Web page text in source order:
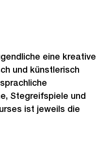
eine kreative
und künstlerisch
Stegreifspiele und
ist jeweils die